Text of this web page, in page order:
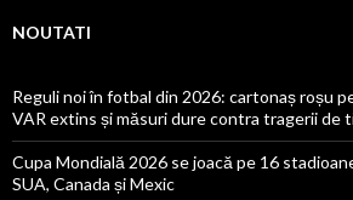
NOUTATI
Reguli noi în fotbal din 2026: cartonaș roșu
VAR extins și măsuri dure contra tragerii de
Cupa Mondială 2026 se joacă pe 16
SUA, Canada și Mexic